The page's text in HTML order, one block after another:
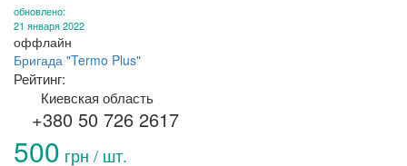
обновлено:
21 января 2022
оффлайн
Бригада "Termo Plus"
Рейтинг:
Киевская область
+380 50 726 2617
500 грн / шт.